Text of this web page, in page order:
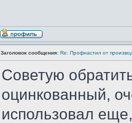
Заголовок сообщения: Re: Профнастил от
Советую
оцинкованный,
использовал